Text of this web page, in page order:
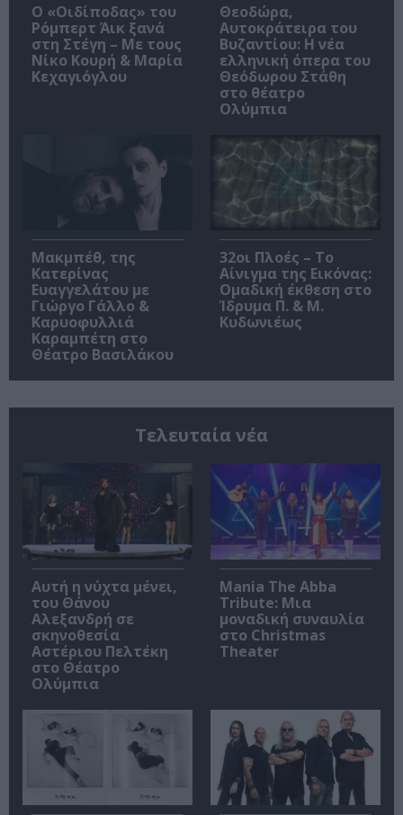
O «Οιδίποδας» του
Ρόμπερτ Άικ ξανά
στη Στέγη – Με τους
Νίκο Κουρή & Μαρία
Κεχαγιόγλου
Θεοδώρα,
Αυτοκράτειρα του
Βυζαντίου: Η νέα
ελληνική όπερα του
Θεόδωρου Στάθη
στο θέατρο
Ολύμπια
Μακμπέθ, της
Κατερίνας
Ευαγγελάτου με
Γιώργο Γάλλο &
Καρυοφυλλιά
Καραμπέτη στο
Θέατρο Βασιλάκου
32οι Πλοές – Το
Αίνιγμα της Εικόνας:
Ομαδική έκθεση στο
Ίδρυμα Π. & Μ.
Κυδωνιέως
Τελευταία νέα
Αυτή η νύχτα μένει,
του Θάνου
Αλεξανδρή σε
σκηνοθεσία
Αστέριου Πελτέκη
στο Θέατρο
Ολύμπια
Mania The Abba
Tribute: Μια
μοναδική συναυλία
στο Christmas
Theater